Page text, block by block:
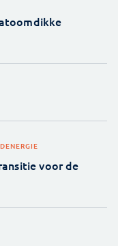
ENERGIE
voor de